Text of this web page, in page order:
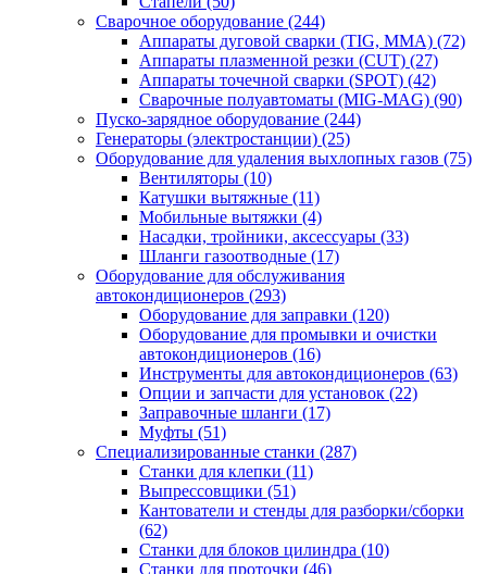
Сварочное оборудование (244)
Аппараты дуговой сварки (TIG, MMA) (72)
Аппараты плазменной резки (CUT) (27)
Аппараты точечной сварки (SPOT) (42)
Сварочные полуавтоматы (MIG-MAG) (90)
Пуско-зарядное оборудование (244)
Генераторы (электростанции) (25)
Оборудование для удаления выхлопных газов (75)
Вентиляторы (10)
Катушки вытяжные (11)
Мобильные вытяжки (4)
Насадки, тройники, аксессуары (33)
Шланги газоотводные (17)
Оборудование для обслуживания
автокондиционеров (293)
Оборудование для заправки (120)
Оборудование для промывки и очистки
автокондиционеров (16)
Инструменты для автокондиционеров (63)
Опции и запчасти для установок (22)
Заправочные шланги (17)
Муфты (51)
Специализированные станки (287)
Станки для клепки (11)
Выпрессовщики (51)
Кантователи и стенды для разборки/сборки
(62)
Станки для блоков цилиндра (10)
Станки для проточки (46)